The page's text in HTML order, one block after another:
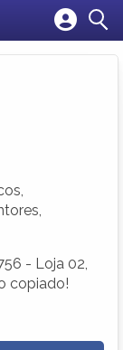
- Loja 02,
copiado!